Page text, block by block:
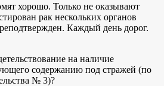
хорошо. Только не оказывают
рак нескольких органов
Каждый день дорог.
на наличие
содержанию под стражей (по
№ 3)?